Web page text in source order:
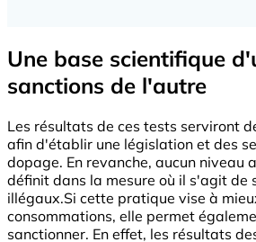
Une base scientifique
sanctions de l'autre
Les résultats de ces tests serviront
afin d'établir une législation et des
dopage. En revanche, aucun niveau
définit dans la mesure où il s'agit de
illégaux.Si cette pratique vise à
consommations, elle permet
sanctionner. En effet, les résultats